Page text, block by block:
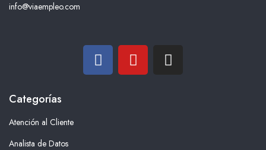
info@viaempleo.com
Categorías
Atención al Cliente
Analista de Datos